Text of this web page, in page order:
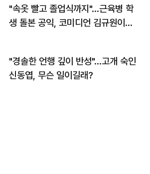
"속옷 빨고 졸업식까지"…근육병 학
생 돌본 공익, 코미디언 김규원이었
"경솔한 언행 깊이 반성"…고개 숙인
신동엽, 무슨 일이길래?